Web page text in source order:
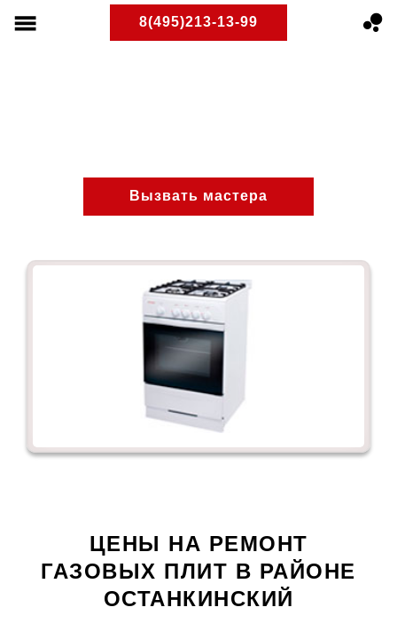
8(495)213-13-99
Вызвать мастера
ЦЕНЫ НА РЕМОНТ
ГАЗОВЫХ ПЛИТ В РАЙОНЕ
ОСТАНКИНСКИЙ